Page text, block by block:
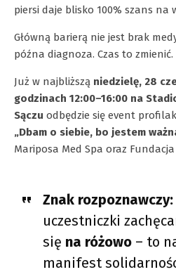
piersi daje blisko 100% szans na
Główną barierą nie jest brak
późna diagnoza. Czas to zmienić.
Już w najbliższą niedzielę, 28
godzinach 12:00–16:00 na
Sączu odbędzie się event
„Dbam o siebie, bo jestem
Mariposa Med Spa oraz
Znak rozpoznawczy:
uczestniczki
się na różowo– to
manifest